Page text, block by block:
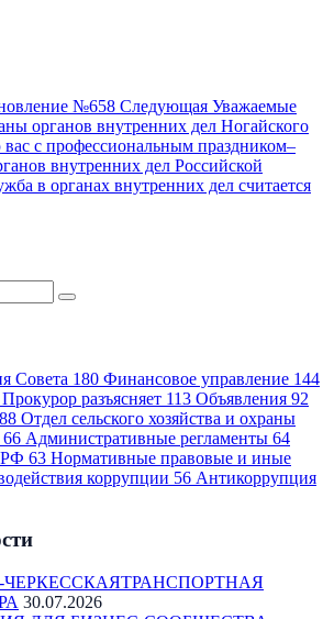
№658 Следующая Уважаемые
органов внутренних дел Ногайского
с профессиональным праздником–
внутренних дел Российской
в органах внутренних дел считается
Совета 180 Финансовое управление 144
Прокурор разъясняет 113 Объявления 92
88 Отдел сельского хозяйства и охраны
66 Административные регламенты 64
63 Нормативные правовые и иные
коррупции 56 Антикоррупция
ЧЕРКЕССКАЯТРАНСПОРТНАЯ
30.07.2026